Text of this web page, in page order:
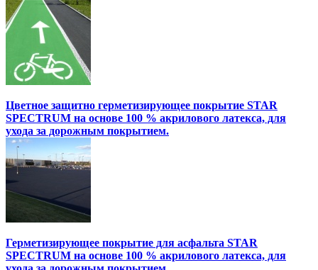
Цветное защитно герметизирующее покрытие STAR
SPECTRUM на основе 100 % акрилового латекса, для
ухода за дорожным покрытием.
Герметизирующее покрытие для асфальта STAR
SPECTRUM на основе 100 % акрилового латекса, для